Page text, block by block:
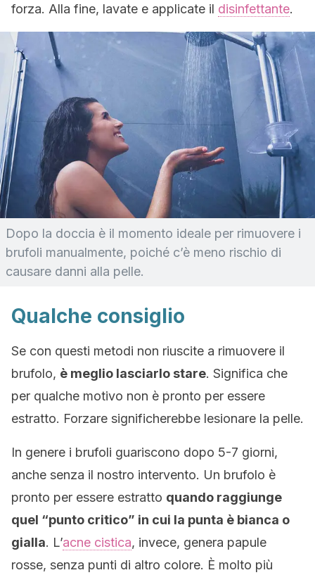
forza. Alla fine, lavate e applicate il disinfettante.
Dopo la doccia è il momento ideale per rimuovere i
brufoli manualmente, poiché c’è meno rischio di
causare danni alla pelle.
Qualche consiglio
Se con questi metodi non riuscite a rimuovere il
brufolo, è meglio lasciarlo stare. Significa che
per qualche motivo non è pronto per essere
estratto. Forzare significherebbe lesionare la pelle.
In genere i brufoli guariscono dopo 5-7 giorni,
anche senza il nostro intervento. Un brufolo è
pronto per essere estratto quando raggiunge
quel “punto critico” in cui la punta è bianca o
gialla. L’acne cistica, invece, genera papule
rosse, senza punti di altro colore. È molto più